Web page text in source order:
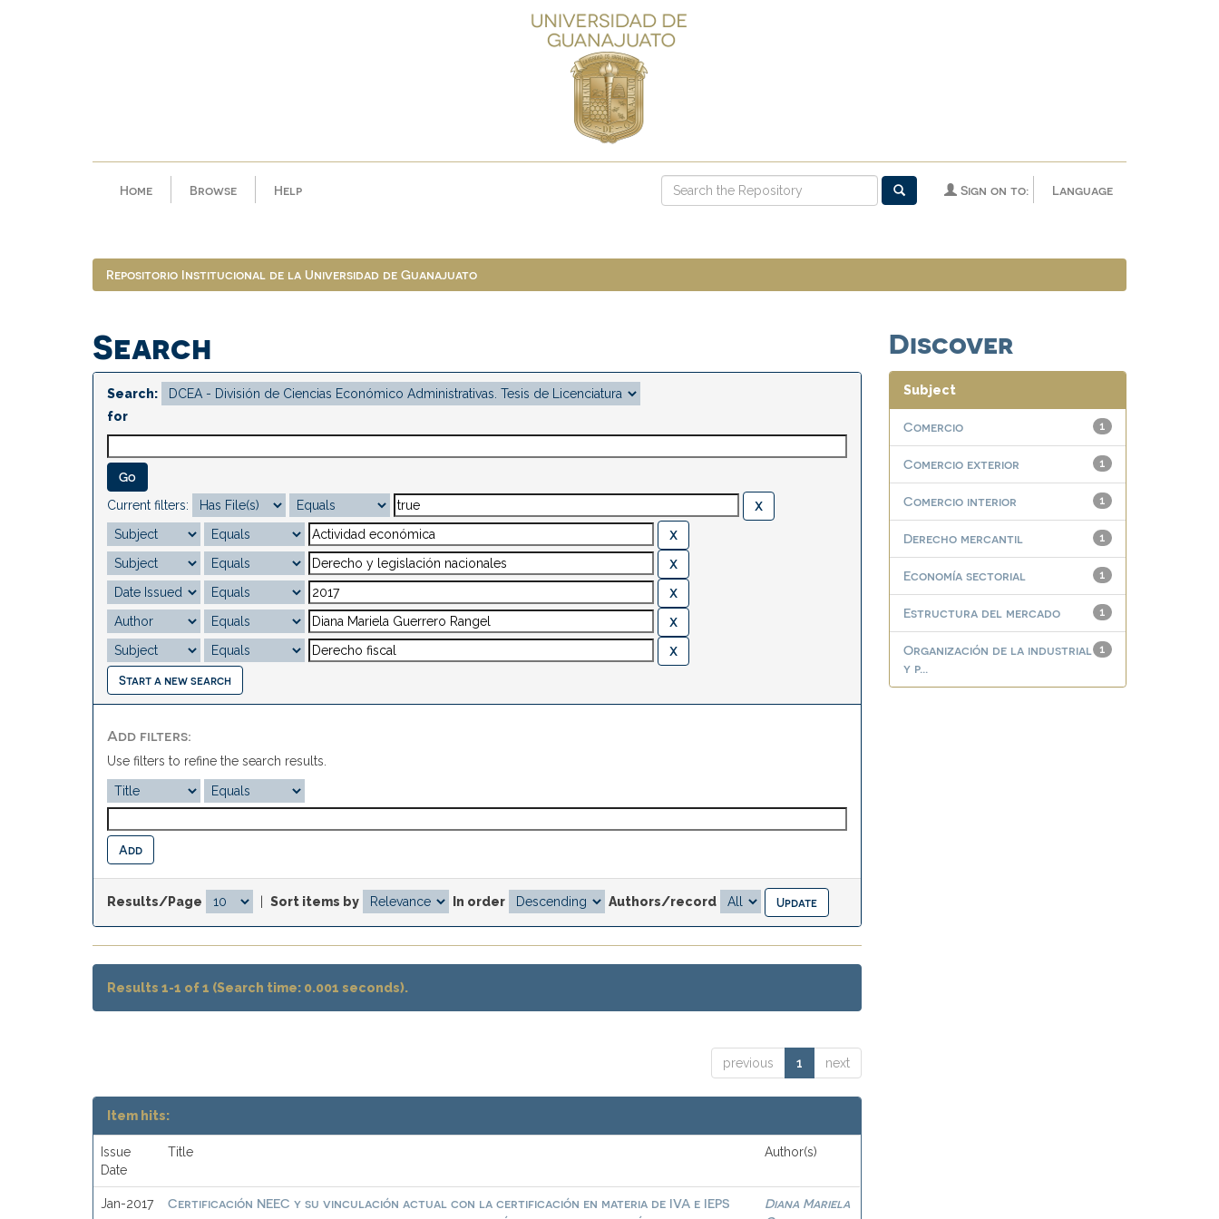
Home Browse Help Language
Sign on to:
Repositorio Institucional de la Universidad de Guanajuato
Search
Search:
for
Current filters:
Start a new search
Add filters:
Use filters to refine the search results.
Results/Page Sort items by In order Authors/record
Results 1-1 of 1 (Search time: 0.001 seconds).
previous 1 next
Item hits:
Issue
Date
Title Author(s)
Jan-2017
Certificación NEEC y su vinculación actual con la certificación en materia de IVA e IEPS
Diana Mariela
Discover
Subject
1
Comercio
1
Comercio exterior
1
Comercio interior
1
Derecho mercantil
1
Economía sectorial
1
Estructura del mercado
1
Organización de la industrial
y p...